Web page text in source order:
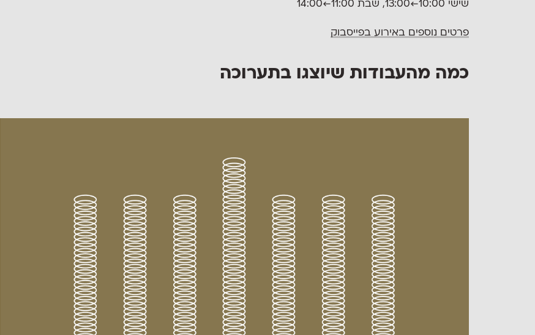
שישי 10:00←13:00, שבת 11:00←14:00
פרטים נוספים באירוע בפייסבוק
כמה מהעבודות שיוצגו בתערוכה